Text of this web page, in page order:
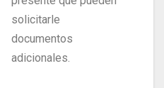
solicitarle
documentos
adicionales.